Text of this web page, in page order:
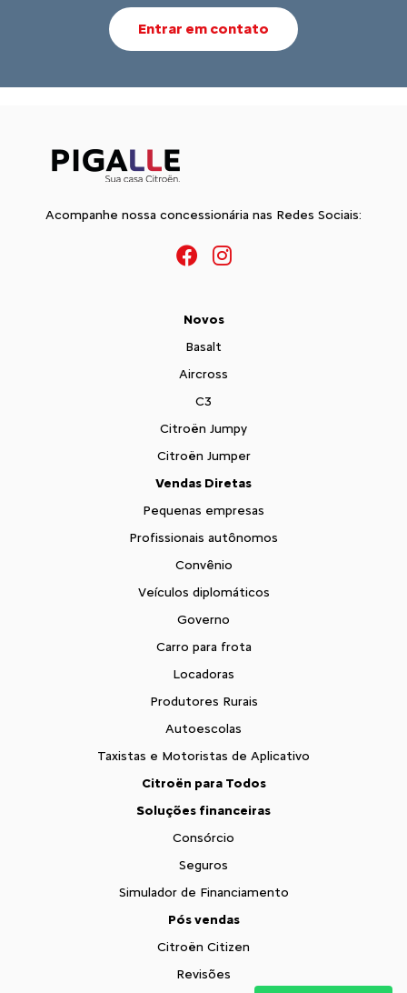
Entrar em contato
Acompanhe nossa concessionária nas Redes Sociais:
Novos
Basalt
Aircross
C3
Citroën Jumpy
Citroën Jumper
Vendas Diretas
Pequenas empresas
Profissionais autônomos
Convênio
Veículos diplomáticos
Governo
Carro para frota
Locadoras
Produtores Rurais
Autoescolas
Taxistas e Motoristas de Aplicativo
Citroën para Todos
Soluções financeiras
Consórcio
Seguros
Simulador de Financiamento
Pós vendas
Citroën Citizen
Revisões